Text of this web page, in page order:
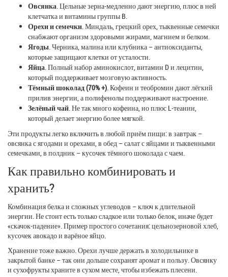
Овсянка . Цельные зерна‑медленно дают энергию, плюс в ней
клетчатка и витамины группы B.
Орехи и семечки . Миндаль, грецкий орех, тыквенные семечки
снабжают организм здоровыми жирами, магнием и белком.
Ягоды . Черника, малина или клубника – антиоксиданты,
которые защищают клетки от усталости.
Яйца . Полный набор аминокислот, витамин D и лецитин,
который поддерживает мозговую активность.
Тёмный шоколад (70% +) . Кофеин и теобромин дают лёгкий
прилив энергии, а полифенолы поддерживают настроение.
Зелёный чай . Не так много кофеина, но плюс L‑теанин,
который делает энергию более мягкой.
Эти продукты легко включить в любой приём пищи: в завтрак –
овсянка с ягодами и орехами, в обед – салат с яйцами и тыквенными
семечками, в полдник – кусочек тёмного шоколада с чаем.
Как правильно комбинировать и
хранить?
Комбинация белка и сложных углеводов – ключ к длительной
энергии. Не стоит есть только сладкое или только белок, иначе будет
«скачок‑падение». Пример простого сочетания: цельнозерновой хлеб,
кусочек авокадо и варёное яйцо.
Хранение тоже важно. Орехи лучше держать в холодильнике в
закрытой банке – так они дольше сохранят аромат и пользу. Овсянку
и сухофрукты храните в сухом месте, чтобы избежать плесени.